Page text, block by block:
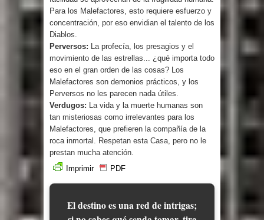
Para los Malefactores, esto requiere esfuerzo y
concentración, por eso envidian el talento de los
Diablos.
Perversos: La profecía, los presagios y el
movimiento de las estrellas... ¿qué importa todo
eso en el gran orden de las cosas? Los
Malefactores son demonios prácticos, y los
Perversos no les parecen nada útiles.
Verdugos:
La vida y la muerte humanas son
tan misteriosas como irrelevantes para los
Malefactores, que prefieren la compañía de la
roca inmortal. Respetan esta Casa, pero no le
prestan mucha atención.
Imprimir
PDF
El destino es una red de intrigas;